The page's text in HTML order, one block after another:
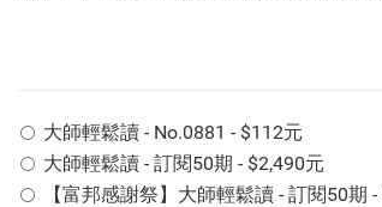
大師輕鬆讀 - No.0881 - $112元
大師輕鬆讀 - 訂閱50期 - $2,490元
【富邦感謝祭】大師輕鬆讀 - 訂閱50期